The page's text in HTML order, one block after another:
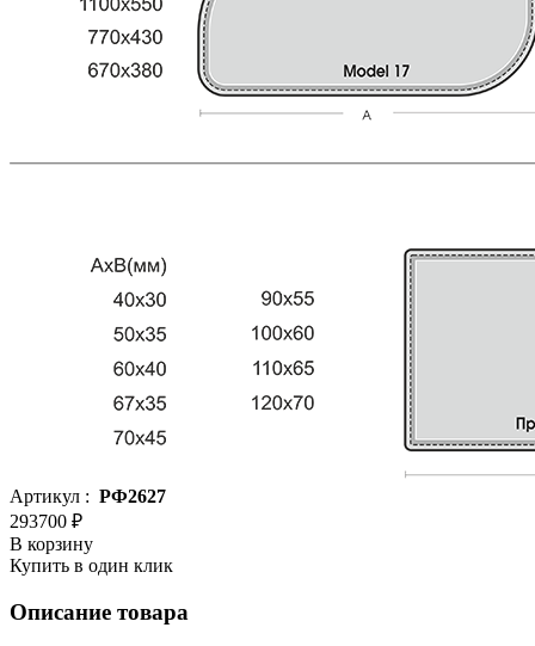
Артикул : РФ2627
293700 ₽
В корзину
Купить в один клик
Описание товара